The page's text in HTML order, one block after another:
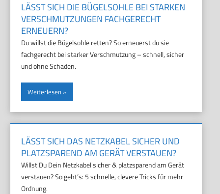
LÄSST SICH DIE BÜGELSOHLE BEI STARKEN
VERSCHMUTZUNGEN FACHGERECHT
ERNEUERN?
Du willst die Bügelsohle retten? So erneuerst du sie
fachgerecht bei starker Verschmutzung – schnell, sicher
und ohne Schaden.
Weiterlesen
LÄSST SICH DAS NETZKABEL SICHER UND
PLATZSPAREND AM GERÄT VERSTAUEN?
Willst Du Dein Netzkabel sicher & platzsparend am Gerät
verstauen? So geht’s: 5 schnelle, clevere Tricks für mehr
Ordnung.